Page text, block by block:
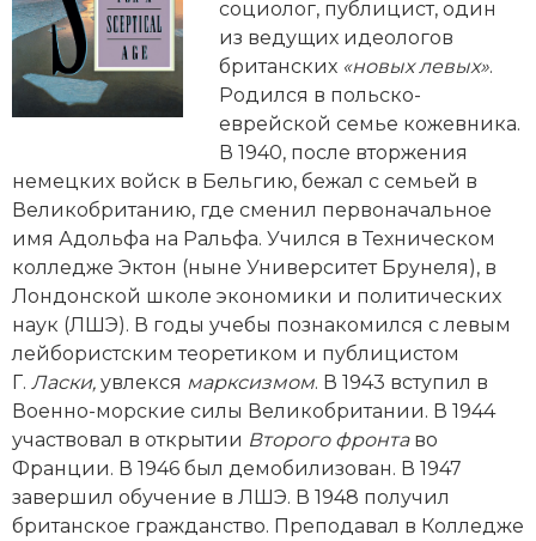
Генеалогия, геральдика
Государство и право
Европа
Историческая география и топонимика
История материальной и духовной культуры
История международных отношений
История, философия, теория и методология
исторического знания
Итория международных отношений
Латинская Америка
социолог, публицист, один
из ведущих идеологов
британских «новых левых».
Родился в польско-
еврейской семье кожевника.
В 1940, после вторжения
немецких войск в Бельгию, бежал с семьей в
Великобританию, где сменил первоначальное
имя Адольфа на Ральфа. Учился в Техническом
колледже Эктон (ныне Университет Брунеля), в
Лондонской школе экономики и политических
наук (ЛШЭ). В годы учебы познакомился с левым
лейбористским теоретиком и публицистом
Г. Ласки, увлекся марксизмом. В 1943 вступил в
Военно-морские силы Великобритании. В 1944
участвовал в открытии Второго фронта во
Франции. В 1946 был демобилизован. В 1947
завершил обучение в ЛШЭ. В 1948 получил
британское гражданство. Преподавал в Колледже